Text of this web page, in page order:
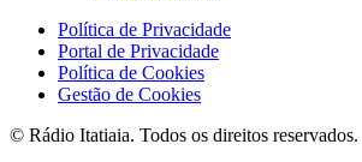
Política de Privacidade
Portal de Privacidade
Política de Cookies
Gestão de Cookies
© Rádio Itatiaia. Todos os direitos reservados.